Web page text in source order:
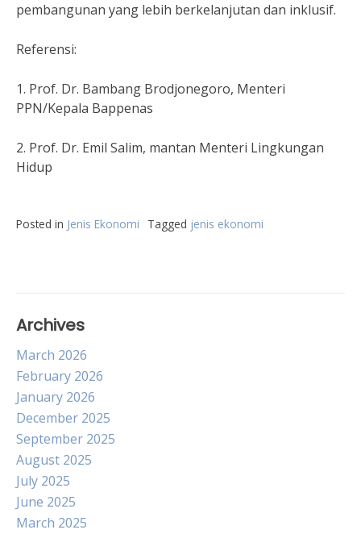
pembangunan yang lebih berkelanjutan dan inklusif.
Referensi:
1. Prof. Dr. Bambang Brodjonegoro, Menteri
PPN/Kepala Bappenas
2. Prof. Dr. Emil Salim, mantan Menteri Lingkungan
Hidup
Posted in Jenis Ekonomi Tagged jenis ekonomi
Archives
March 2026
February 2026
January 2026
December 2025
September 2025
August 2025
July 2025
June 2025
March 2025